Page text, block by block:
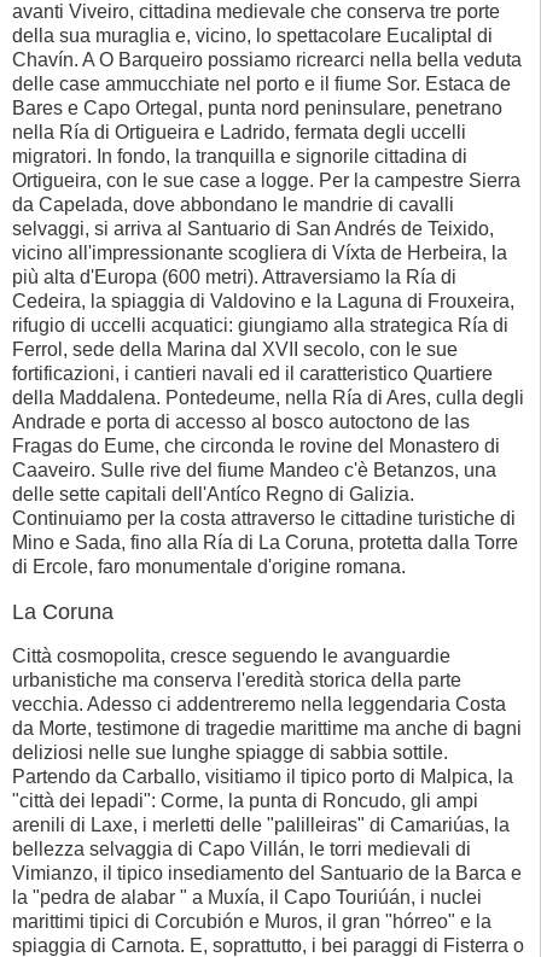
avanti Viveiro, cittadina medievale che conserva tre porte
della sua muraglia e, vicino, lo spettacolare Eucaliptal di
Chavín. A O Barqueiro possiamo ricrearci nella bella veduta
delle case ammucchiate nel porto e il fiume Sor. Estaca de
Bares e Capo Ortegal, punta nord peninsulare, penetrano
nella Ría di Ortigueira e Ladrido, fermata degli uccelli
migratori. In fondo, la tranquilla e signorile cittadina di
Ortigueira, con le sue case a logge. Per la campestre Sierra
da Capelada, dove abbondano le mandrie di cavalli
selvaggi, si arriva al Santuario di San Andrés de Teixido,
vicino all'impressionante scogliera di Víxta de Herbeira, la
più alta d'Europa (600 metri). Attraversiamo la Ría di
Cedeira, la spiaggia di Valdovino e la Laguna di Frouxeira,
rifugio di uccelli acquatici: giungiamo alla strategica Ría di
Ferrol, sede della Marina dal XVII secolo, con le sue
fortificazioni, i cantieri navali ed il caratteristico Quartiere
della Maddalena. Pontedeume, nella Ría di Ares, culla degli
Andrade e porta di accesso al bosco autoctono de las
Fragas do Eume, che circonda le rovine del Monastero di
Caaveiro. Sulle rive del fiume Mandeo c'è Betanzos, una
delle sette capitali dell'Antíco Regno di Galizia.
Continuiamo per la costa attraverso le cittadine turistiche di
Mino e Sada, fino alla Ría di La Coruna, protetta dalla Torre
di Ercole, faro monumentale d'origine romana.
La Coruna
Città cosmopolita, cresce seguendo le avanguardie
urbanistiche ma conserva l'eredità storica della parte
vecchia. Adesso ci addentreremo nella leggendaria Costa
da Morte, testimone di tragedie marittime ma anche di bagni
deliziosi nelle sue lunghe spiagge di sabbia sottile.
Partendo da Carballo, visitiamo il tipico porto di Malpica, la
"città dei lepadi": Corme, la punta di Roncudo, gli ampi
arenili di Laxe, i merletti delle "palilleiras" di Camariúas, la
bellezza selvaggia di Capo Villán, le torri medievali di
Vimianzo, il tipico insediamento del Santuario de la Barca e
la "pedra de alabar " a Muxía, il Capo Touriúán, i nuclei
marittimi tipici di Corcubión e Muros, il gran "hórreo" e la
spiaggia di Carnota. E, soprattutto, i bei paraggi di Fisterra o